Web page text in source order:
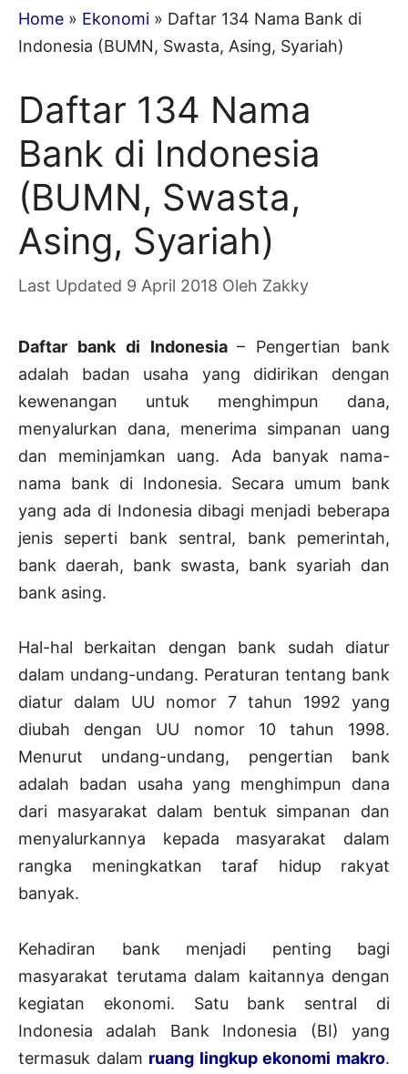
Home » Ekonomi » Daftar 134 Nama Bank di
Indonesia (BUMN, Swasta, Asing, Syariah)
Daftar 134 Nama
Bank di Indonesia
(BUMN, Swasta,
Asing, Syariah)
9 April 2018 Oleh Zakky
Daftar bank di Indonesia– Pengertian bank
adalah badan usaha yang didirikan dengan
kewenangan untuk menghimpun dana,
menyalurkan dana, menerima simpanan uang
dan meminjamkan uang. Ada banyak nama-
nama bank di Indonesia. Secara umum bank
yang ada di Indonesia dibagi menjadi beberapa
jenis seperti bank sentral, bank pemerintah,
bank daerah, bank swasta, bank syariah dan
bank asing.
Hal-hal berkaitan dengan bank sudah diatur
dalam undang-undang. Peraturan tentang bank
diatur dalam UU nomor 7 tahun 1992 yang
diubah dengan UU nomor 10 tahun 1998.
Menurut undang-undang, pengertian bank
adalah badan usaha yang menghimpun dana
dari masyarakat dalam bentuk simpanan dan
menyalurkannya kepada masyarakat dalam
rangka meningkatkan taraf hidup rakyat
banyak.
Kehadiran bank menjadi penting bagi
masyarakat terutama dalam kaitannya dengan
kegiatan ekonomi. Satu bank sentral di
Indonesia adalah Bank Indonesia (BI) yang
termasuk dalam ruang lingkup ekonomi makro.